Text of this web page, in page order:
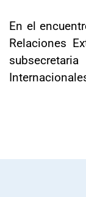
En el
Relaciones